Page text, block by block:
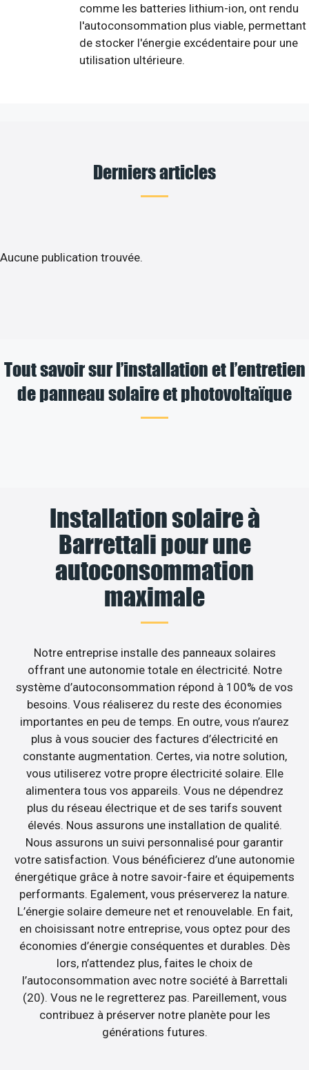
comme les batteries lithium-ion, ont rendu
l'autoconsommation plus viable, permettant
de stocker l'énergie excédentaire pour une
utilisation ultérieure.
Derniers articles
Aucune publication trouvée.
Tout savoir sur l’installation et l’entretien
de panneau solaire et photovoltaïque
Installation solaire à
Barrettali pour une
autoconsommation
maximale
Notre entreprise installe des panneaux solaires
offrant une autonomie totale en électricité. Notre
système d’autoconsommation répond à 100% de vos
besoins. Vous réaliserez du reste des économies
importantes en peu de temps. En outre, vous n’aurez
plus à vous soucier des factures d’électricité en
constante augmentation. Certes, via notre solution,
vous utiliserez votre propre électricité solaire. Elle
alimentera tous vos appareils. Vous ne dépendrez
plus du réseau électrique et de ses tarifs souvent
élevés. Nous assurons une installation de qualité.
Nous assurons un suivi personnalisé pour garantir
votre satisfaction. Vous bénéficierez d’une autonomie
énergétique grâce à notre savoir-faire et équipements
performants. Egalement, vous préserverez la nature.
L’énergie solaire demeure net et renouvelable. En fait,
en choisissant notre entreprise, vous optez pour des
économies d’énergie conséquentes et durables. Dès
lors, n’attendez plus, faites le choix de
l’autoconsommation avec notre société à Barrettali
(20). Vous ne le regretterez pas. Pareillement, vous
contribuez à préserver notre planète pour les
générations futures.